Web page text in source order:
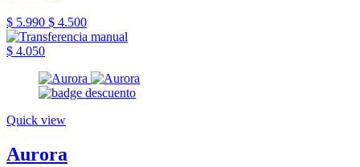
$ 5.990 $ 4.500
$ 4.050
Quick view
Aurora